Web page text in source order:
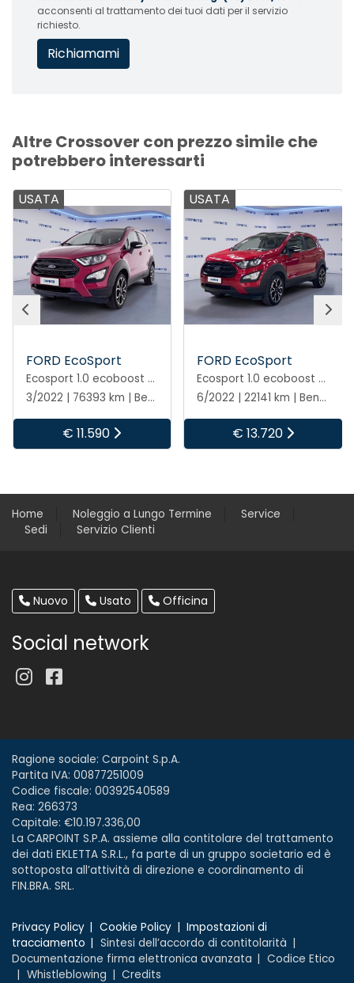
acconsenti al trattamento dei tuoi dati per il servizio
richiesto.
Altre Crossover con prezzo simile che
potrebbero interessarti
USATA
FORD EcoSport
Ecosport 1.0 ecoboost active s&s 125cv
3/2022 | 76393 km | Benzina | Manuale
€ 11.590
USATA
FORD EcoSport
Ecosport 1.0 ecoboost active s&s 125cv
6/2022 | 22141 km | Benzina | Manuale
€ 13.720
Home Noleggio a Lungo Termine
Service
Sedi
Servizio Clienti
Nuovo Usato Officina
Social network
Ragione sociale: Carpoint S.p.A.
Partita IVA: 00877251009
Codice fiscale: 00392540589
Rea: 266373
Capitale: €10.197.336,00
La CARPOINT S.P.A. assieme alla contitolare del trattamento
dei dati EKLETTA S.R.L., fa parte di un gruppo societario ed è
sottoposta all’attività di direzione e coordinamento di
FIN.BRA. SRL.
Privacy Policy Cookie Policy
Impostazioni di
tracciamento
Sintesi dell’accordo di contitolarità
Documentazione firma elettronica avanzata
Codice Etico
Whistleblowing
Credits